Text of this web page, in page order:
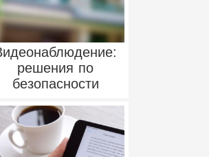
решения по
безопасности